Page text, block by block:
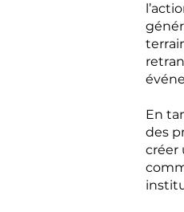
En
des
créer